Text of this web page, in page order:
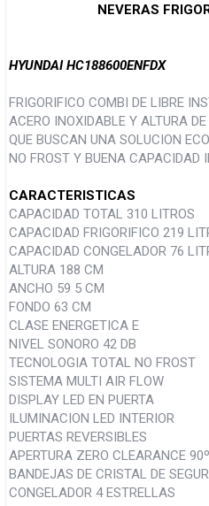
NEVERAS
HYUNDAI HC188600ENFDX
FRIGORIFICO COMBI DE LIBRE
ACERO INOXIDABLE Y ALTURA
QUE BUSCAN UNA SOLUCION
NO FROST Y BUENA CAPACIDAD
CARACTERISTICAS
CAPACIDAD TOTAL 310 LITROS
CAPACIDAD FRIGORIFICO 219
CAPACIDAD CONGELADOR 76
ALTURA 188 CM
ANCHO 59 5 CM
FONDO 63 CM
CLASE ENERGETICA E
NIVEL SONORO 42 DB
TECNOLOGIA TOTAL NO FROST
SISTEMA MULTI AIR FLOW
DISPLAY LED EN PUERTA
ILUMINACION LED INTERIOR
PUERTAS REVERSIBLES
APERTURA ZERO CLEARANCE 90º
BANDEJAS DE CRISTAL DE
CONGELADOR 4 ESTRELLAS